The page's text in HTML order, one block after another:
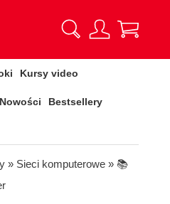
Kursy video
Nowości Bestsellery
» Sieci komputerowe » 📚